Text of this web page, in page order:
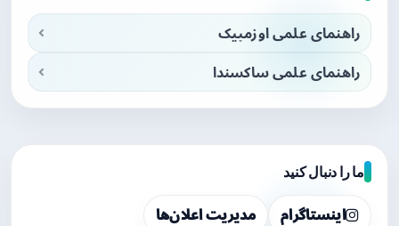
راهنمای علمی اوزمپیک
راهنمای علمی ساکسندا
ما را دنبال کنید
اینستاگرام مدیریت اعلان‌ها